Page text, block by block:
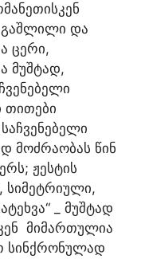
გაშლილი და
ცერი,
მუშტად,
თითები
მოძრაობას წინ
ჟესტის
სიმეტრიული,
_ მუშტად
მიმართულია
სინქრონულად